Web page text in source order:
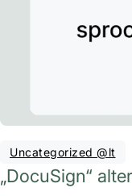
Uncategorized @lt
„DocuSign“